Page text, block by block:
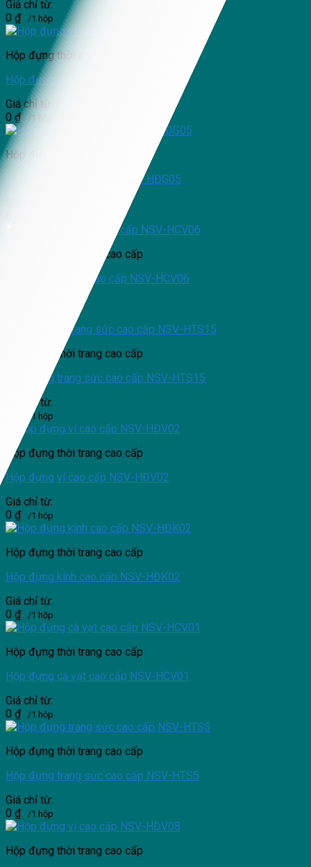
Giá chỉ từ:
0 ₫ /1 hộp
Hộp đựng thời trang cao cấp
Hộp đựng ví cao cấp NSV-HĐV07
Giá chỉ từ:
0 ₫ /1 hộp
Hộp đựng thời trang cao cấp
Hộp đựng giày cao cấp NSV-HĐG05
Hộp đựng thời trang cao cấp
Hộp đựng cà vạt cao cấp NSV-HCV06
Hộp đựng thời trang cao cấp
Hộp đựng trang sức cao cấp NSV-HTS15
Giá chỉ từ:
/1 hộp
Hộp đựng thời trang cao cấp
Hộp đựng ví cao cấp NSV-HĐV02
Giá chỉ từ:
0 ₫ /1 hộp
Hộp đựng thời trang cao cấp
Hộp đựng kính cao cấp NSV-HĐK02
Giá chỉ từ:
0 ₫ /1 hộp
Hộp đựng thời trang cao cấp
Hộp đựng cà vạt cao cấp NSV-HCV01
Giá chỉ từ:
0 ₫ /1 hộp
Hộp đựng thời trang cao cấp
Hộp đựng trang sức cao cấp NSV-HTS5
Giá chỉ từ:
0 ₫ /1 hộp
Hộp đựng thời trang cao cấp